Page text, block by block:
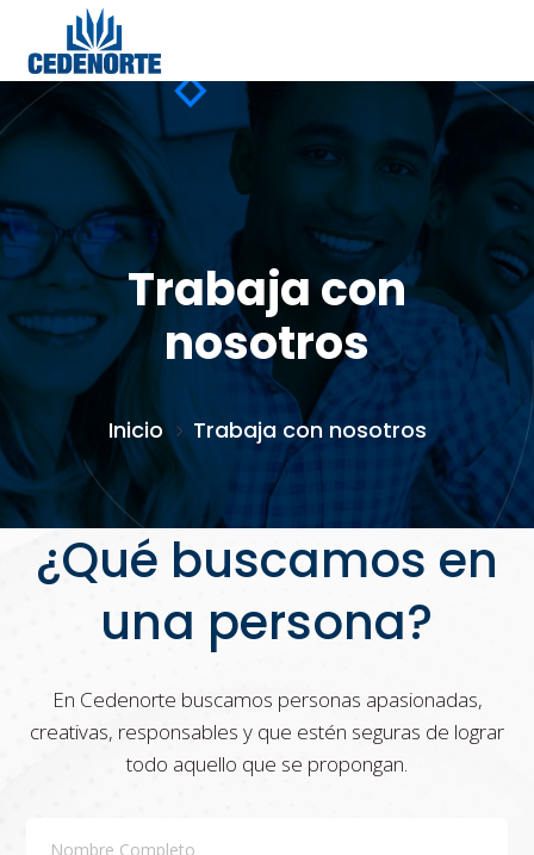
Trabaja con
nosotros
Inicio Trabaja con nosotros
¿Qué buscamos en
una persona?
En Cedenorte buscamos personas apasionadas,
creativas, responsables y que estén seguras de lograr
todo aquello que se propongan.